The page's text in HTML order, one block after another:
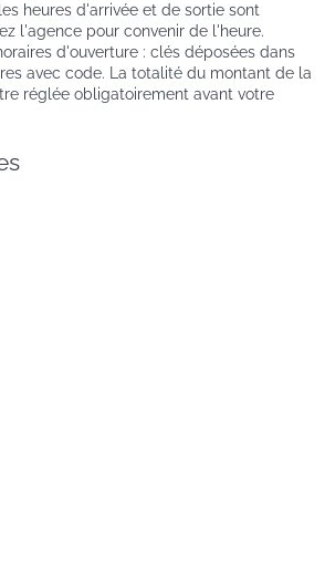
heures d'arrivée et de sortie sont
l'agence pour convenir de l'heure.
d'ouverture : clés déposées dans
avec code. La totalité du montant de la
réglée obligatoirement avant votre